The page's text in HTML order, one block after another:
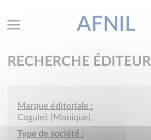
AFNIL
RECHERCHE ÉDITEUR
Marque éditoriale :
Cogulet (Monique)
Type de société :